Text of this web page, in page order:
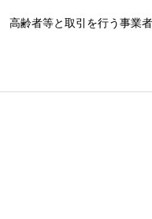
高齢者等と取引を行う事業